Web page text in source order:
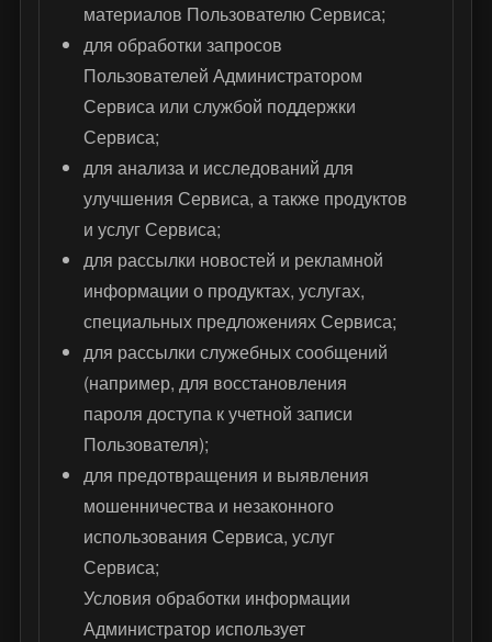
материалов Пользователю Сервиса;
для обработки запросов
Пользователей Администратором
Сервиса или службой поддержки
Сервиса;
для анализа и исследований для
улучшения Сервиса, а также продуктов
и услуг Сервиса;
для рассылки новостей и рекламной
информации о продуктах, услугах,
специальных предложениях Сервиса;
для рассылки служебных сообщений
(например, для восстановления
пароля доступа к учетной записи
Пользователя);
для предотвращения и выявления
мошенничества и незаконного
использования Сервиса, услуг
Сервиса;
Условия обработки информации
Администратор использует